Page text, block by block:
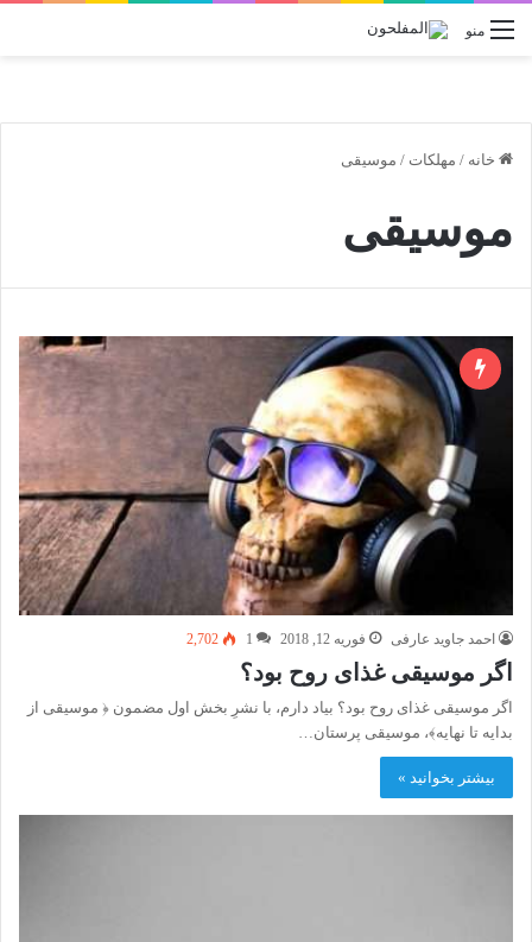
منو
خانه / مهلکات / موسیقی
موسیقی
احمد جاوید عارفی فوریه 12, 2018 1
2,702
اگر موسیقی غذای روح بود؟
اگر موسیقی غذای روح بود؟ بیاد دارم، با نشرِ بخش اول مضمون ﴿ موسیقی از
بدایه تا نهایه﴾، موسیقی پرستان…
بیشتر بخوانید »